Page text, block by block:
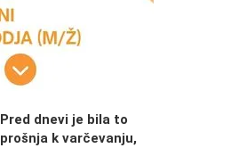
Pred dnevi je bila to
prošnja k varčevanju,